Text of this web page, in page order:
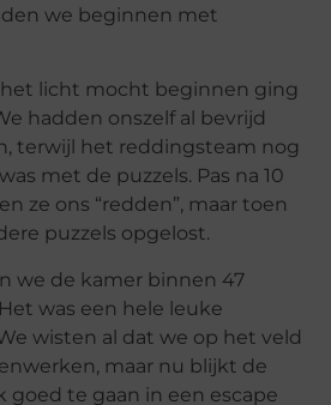
we beginnen met
licht mocht beginnen ging
hadden onszelf al bevrijd
terwijl het reddingsteam nog
met de puzzels. Pas na 10
ze ons “redden”, maar toen
puzzels opgelost.
we de kamer binnen 47
was een hele leuke
wisten al dat we op het veld
maar nu blijkt de
goed te gaan in een escape